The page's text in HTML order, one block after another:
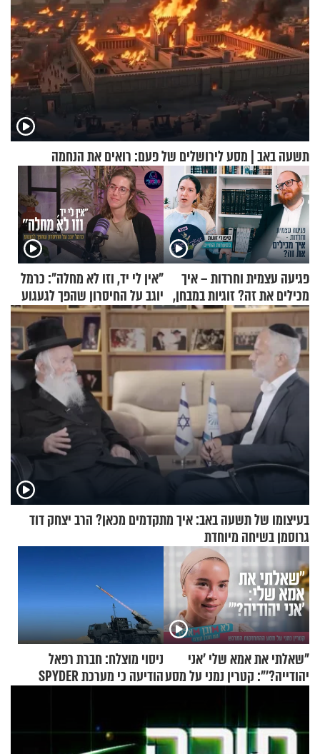
תשעה באב | מסע לירושלים של פעם: רואים את הנחמה
פגיעה עצמית וחרדות – איך
מכילים את זה? זוגיות במבחן,
הפעם עם יהודית ואלתר כהן
"אין לי יד, וזו לא מחלה": כרמל
יוגב על החיסרון שהפך לגעגוע
בעיצומו של תשעה באב: איך מתקדמים מכאן? הרב יצחק דוד
גרוסמן בשיחה מיוחדת
"שאלתי את אמא שלי 'אני
יהודייה?'": קטרין נמני על מסע
ניסוי מוצלח: חברת רפאל
הודיעה כי מערכת SPYDER